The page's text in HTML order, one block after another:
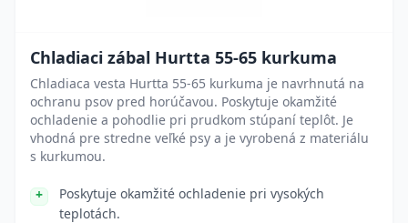
Chladiaci zábal Hurtta 55-65 kurkuma
Chladiaca vesta Hurtta 55-65 kurkuma je navrhnutá na
ochranu psov pred horúčavou. Poskytuje okamžité
ochladenie a pohodlie pri prudkom stúpaní teplôt. Je
vhodná pre stredne veľké psy a je vyrobená z materiálu
s kurkumou.
Poskytuje okamžité ochladenie pri vysokých
teplotách.